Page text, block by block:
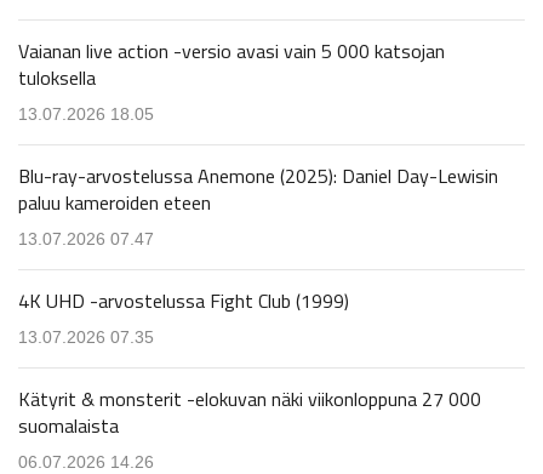
Vaianan live action -versio avasi vain 5 000 katsojan
tuloksella
13.07.2026 18.05
Blu-ray-arvostelussa Anemone (2025): Daniel Day-Lewisin
paluu kameroiden eteen
13.07.2026 07.47
4K UHD -arvostelussa Fight Club (1999)
13.07.2026 07.35
Kätyrit & monsterit -elokuvan näki viikonloppuna 27 000
suomalaista
06.07.2026 14.26